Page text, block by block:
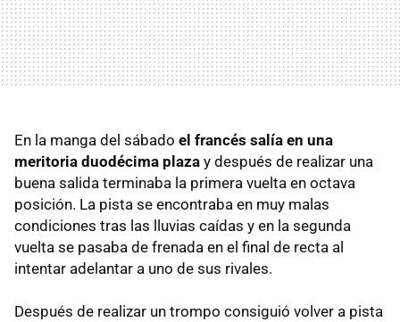
En la manga del sábado el francés salía en una
meritoria duodécima plaza y después de realizar una
buena salida terminaba la primera vuelta en octava
posición. La pista se encontraba en muy malas
condiciones tras las lluvias caídas y en la segunda
vuelta se pasaba de frenada en el final de recta al
intentar adelantar a uno de sus rivales.
Después de realizar un trompo consiguió volver a pista